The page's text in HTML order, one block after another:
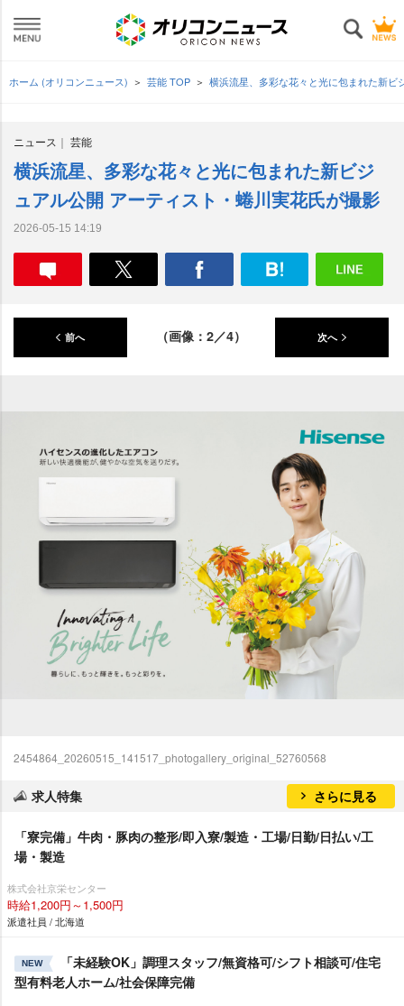
ホーム (オリコンニュース) 芸能 TOP 横浜流星、多彩な花々と光に包まれた新
ニュース 芸能
横浜流星、多彩な花々と光に包まれた新ビジ
ュアル公開 アーティスト・蜷川実花氏が撮影
2026-05-15 14:19
前へ （画像：2／4） 次へ
2454864_20260515_141517_photogallery_original_52760568
求人特集 さらに見る
「寮完備」牛肉・豚肉の整形/即入寮/製造・工場/日勤/日払い/工
場・製造
株式会社京栄センター
時給1,200円～1,500円
派遣社員 / 北海道
NEW
「未経験OK」調理スタッフ/無資格可/シフト相談可/住宅
型有料老人ホーム/社会保障完備